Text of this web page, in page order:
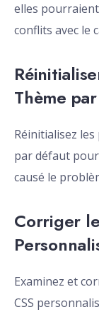
elles
conflits avec le
Thème
Réinitialisez
par défaut
causé le
Corriger
Examinez et
CSS